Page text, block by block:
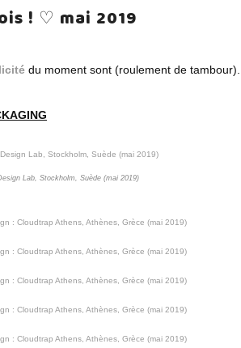
! ♡ mai 2019
du moment sont (roulement de tambour)...
Lab, Stockholm, Suède (mai 2019)